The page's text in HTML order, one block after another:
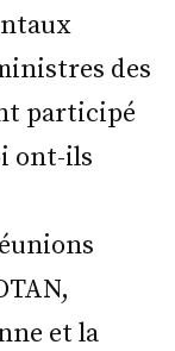
des
participé
ont-ils
et la